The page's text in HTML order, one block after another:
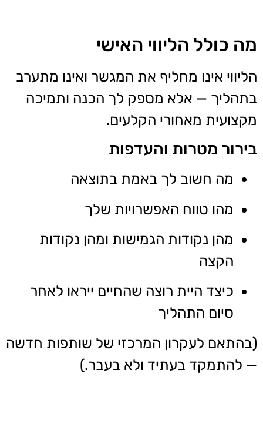
מה כולל הליווי האישי
הליווי אינו מחליף את המגשר ואינו מתערב
בתהליך — אלא מספק לך הכנה ותמיכה
מקצועית מאחורי הקלעים.
בירור מטרות והעדפות
מה חשוב לך באמת בתוצאה
מהו טווח האפשרויות שלך
מהן נקודות הגמישות ומהן נקודות
הקצה
כיצד היית רוצה שהחיים ייראו לאחר
סיום התהליך
(בהתאם לעקרון המרכזי של שותפות חדשה
— להתמקד בעתיד ולא בעבר.)